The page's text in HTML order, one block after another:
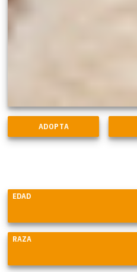
EDAD
RAZA